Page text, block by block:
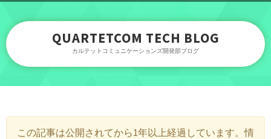
QUARTETCOM TECH BLOG
カルテットコミュニケーションズ開発部ブログ
この記事は公開されてから1年以上経過しています。情